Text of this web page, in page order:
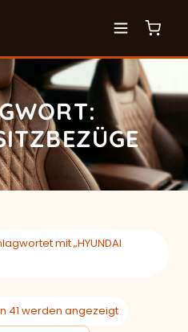
mit „HYUNDAI
41 werden angezeigt